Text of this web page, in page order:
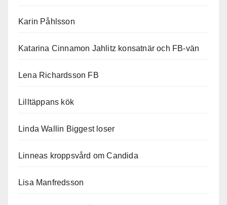
Karin Påhlsson
Katarina Cinnamon Jahlitz konsatnär och FB-vän
Lena Richardsson FB
Lilltäppans kök
Linda Wallin Biggest loser
Linneas kroppsvård om Candida
Lisa Manfredsson